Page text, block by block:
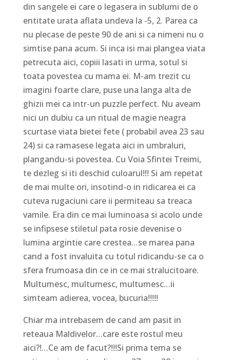
din sangele ei care o legasera in sublumi de o
entitate urata aflata undeva la -5, 2. Parea ca
nu plecase de peste 90 de ani si ca nimeni nu o
simtise pana acum. Si inca isi mai plangea viata
petrecuta aici, copiii lasati in urma, sotul si
toata povestea cu mama ei. M-am trezit cu
imagini foarte clare, puse una langa alta de
ghizii mei ca intr-un puzzle perfect. Nu aveam
nici un dubiu ca un ritual de magie neagra
scurtase viata bietei fete ( probabil avea 23 sau
24) si ca ramasese legata aici in umbraluri,
plangandu-si povestea. Cu Voia Sfintei Treimi,
te dezleg si iti deschid culoarul!!! Si am repetat
de mai multe ori, insotind-o in ridicarea ei ca
cuteva rugaciuni care ii permiteau sa treaca
vamile. Era din ce mai luminoasa si acolo unde
se infipsese stiletul pata rosie devenise o
lumina argintie care crestea…se marea pana
cand a fost invaluita cu totul ridicandu-se ca o
sfera frumoasa din ce in ce mai stralucitoare.
Multumesc, multumesc, multumesc…ii
simteam adierea, vocea, bucuria!!!!!
Chiar ma intrebasem de cand am pasit in
reteaua Maldivelor…care este rostul meu
aici?!…Ce am de facut?!!!Si prima tema se